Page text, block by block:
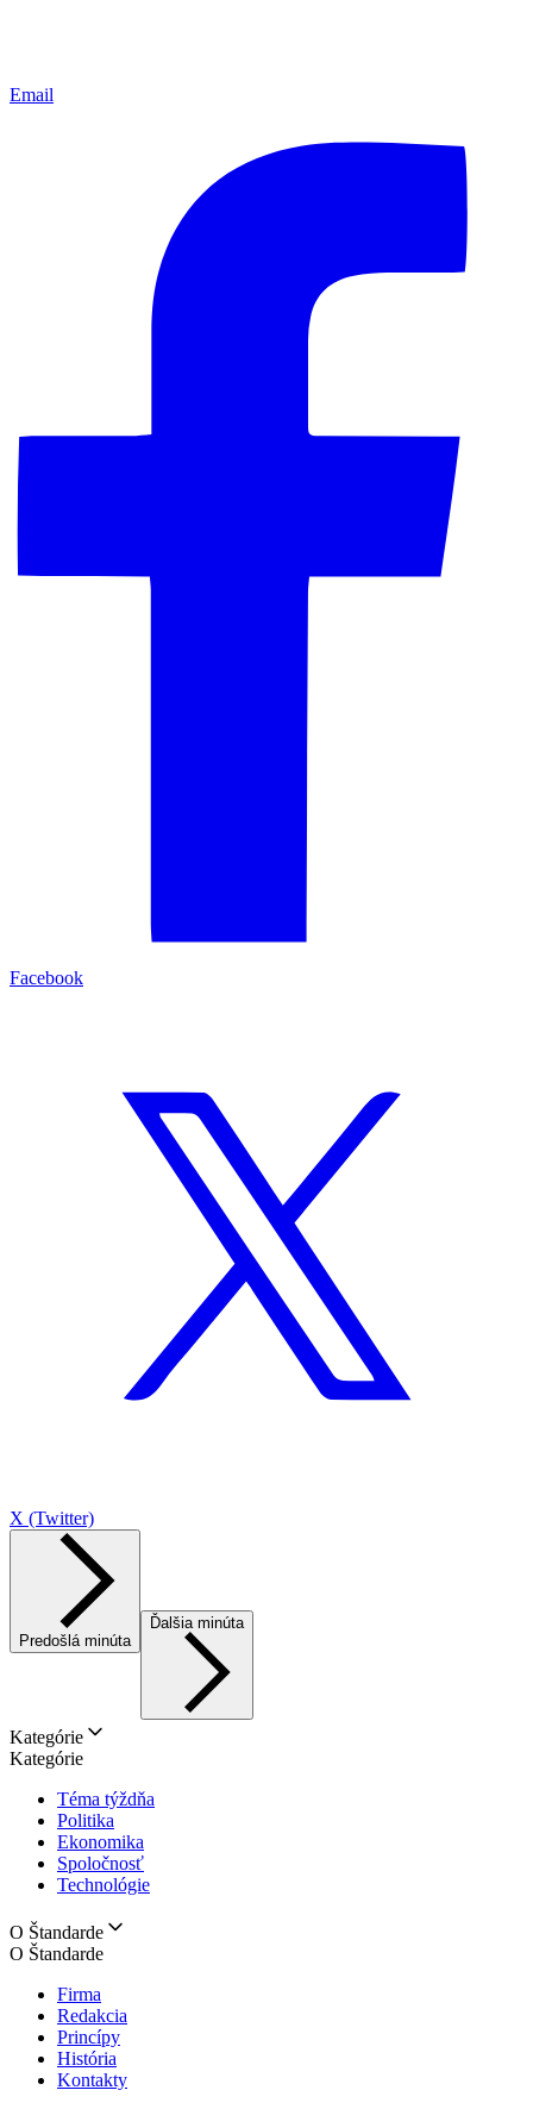
Email
Facebook
X (Twitter)
Predošlá minúta
Ďalšia minúta
Kategórie
Kategórie
Téma týždňa
Politika
Ekonomika
Spoločnosť
Technológie
O Štandarde
O Štandarde
Firma
Redakcia
Princípy
História
Kontakty